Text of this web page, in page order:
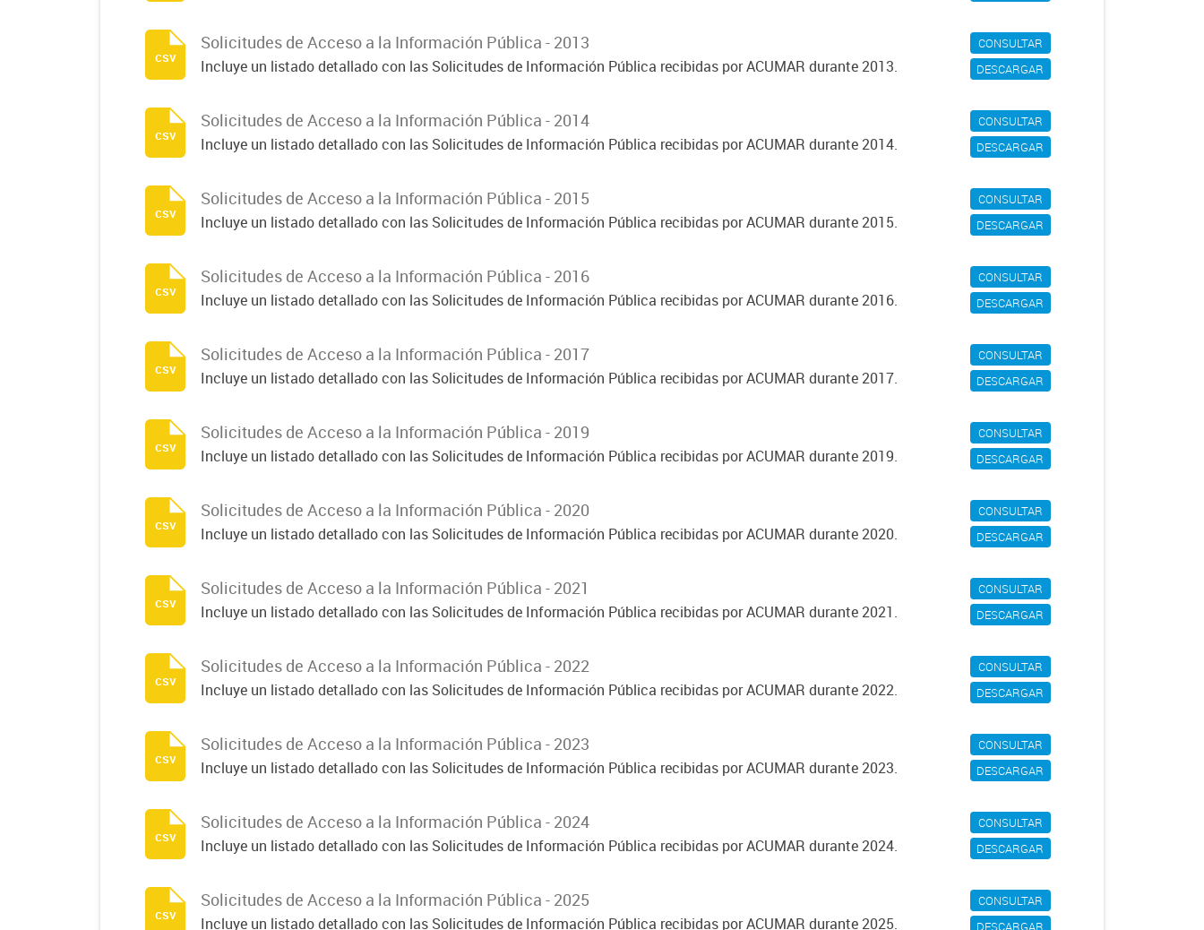
CONSULTAR
DESCARGAR
Solicitudes de Acceso a la Información Pública - 2013
Incluye un listado detallado con las Solicitudes de Información Pública recibidas por ACUMAR durante 2013.
csv
CONSULTAR
DESCARGAR
Solicitudes de Acceso a la Información Pública - 2014
Incluye un listado detallado con las Solicitudes de Información Pública recibidas por ACUMAR durante 2014.
csv
CONSULTAR
DESCARGAR
Solicitudes de Acceso a la Información Pública - 2015
Incluye un listado detallado con las Solicitudes de Información Pública recibidas por ACUMAR durante 2015.
csv
CONSULTAR
DESCARGAR
Solicitudes de Acceso a la Información Pública - 2016
Incluye un listado detallado con las Solicitudes de Información Pública recibidas por ACUMAR durante 2016.
csv
CONSULTAR
DESCARGAR
Solicitudes de Acceso a la Información Pública - 2017
Incluye un listado detallado con las Solicitudes de Información Pública recibidas por ACUMAR durante 2017.
csv
CONSULTAR
DESCARGAR
Solicitudes de Acceso a la Información Pública - 2019
Incluye un listado detallado con las Solicitudes de Información Pública recibidas por ACUMAR durante 2019.
csv
CONSULTAR
DESCARGAR
Solicitudes de Acceso a la Información Pública - 2020
Incluye un listado detallado con las Solicitudes de Información Pública recibidas por ACUMAR durante 2020.
csv
CONSULTAR
DESCARGAR
Solicitudes de Acceso a la Información Pública - 2021
Incluye un listado detallado con las Solicitudes de Información Pública recibidas por ACUMAR durante 2021.
csv
CONSULTAR
DESCARGAR
Solicitudes de Acceso a la Información Pública - 2022
Incluye un listado detallado con las Solicitudes de Información Pública recibidas por ACUMAR durante 2022.
csv
CONSULTAR
DESCARGAR
Solicitudes de Acceso a la Información Pública - 2023
Incluye un listado detallado con las Solicitudes de Información Pública recibidas por ACUMAR durante 2023.
csv
CONSULTAR
DESCARGAR
Solicitudes de Acceso a la Información Pública - 2024
Incluye un listado detallado con las Solicitudes de Información Pública recibidas por ACUMAR durante 2024.
csv
CONSULTAR
DESCARGAR
Solicitudes de Acceso a la Información Pública - 2025
Incluye un listado detallado con las Solicitudes de Información Pública recibidas por ACUMAR durante 2025.
csv